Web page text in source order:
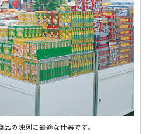
の陳列に最適な什器です。